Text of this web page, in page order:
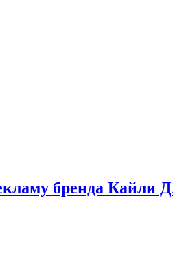
бренда Кайли